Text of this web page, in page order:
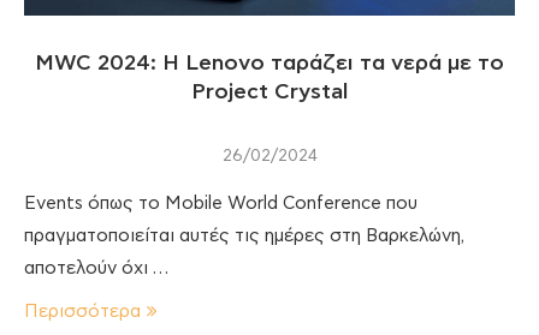
MWC 2024: Η Lenovo ταράζει τα νερά με το
Project Crystal
26/02/2024
Events όπως το Mobile World Conference που
πραγματοποιείται αυτές τις ημέρες στη Βαρκελώνη,
αποτελούν όχι …
Περισσότερα